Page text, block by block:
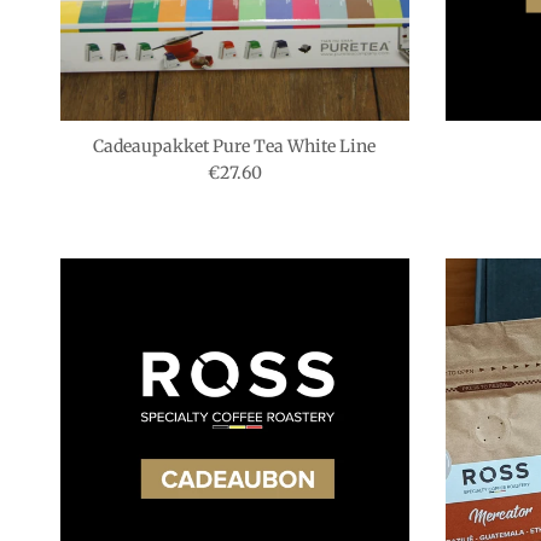
Cadeaupakket Pure Tea White Line
Reguliere prijs
€27.60